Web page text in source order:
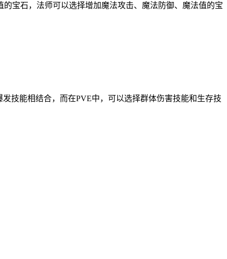
宝石，法师可以选择增加魔法攻击、魔法防御、魔法值的宝
技能相结合，而在PVE中，可以选择群体伤害技能和生存技